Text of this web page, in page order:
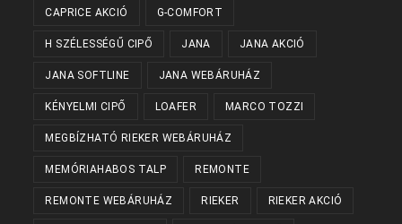
CAPRICE AKCIÓ G-COMFORT
H SZÉLESSÉGŰ CIPŐ JANA JANA AKCIÓ
JANA SOFTLINE JANA WEBÁRUHÁZ
KÉNYELMI CIPŐ LOAFER MARCO TOZZI
MEGBÍZHATÓ RIEKER WEBÁRUHÁZ
MEMÓRIAHABOS TALP REMONTE
REMONTE WEBÁRUHÁZ RIEKER RIEKER AKCIÓ